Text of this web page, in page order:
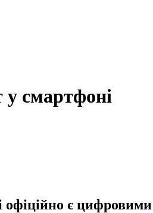
у смартфоні
є